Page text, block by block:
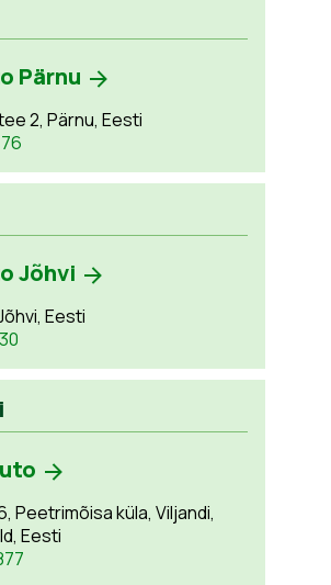
Pärnu
2, Pärnu, Eesti
Jõhvi
Eesti
Peetrimõisa küla, Viljandi,
Eesti